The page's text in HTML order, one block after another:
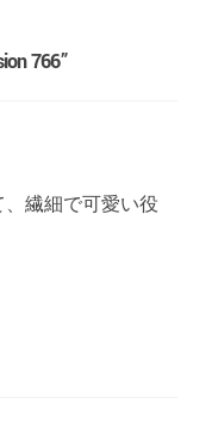
766”
繊細で可愛い役